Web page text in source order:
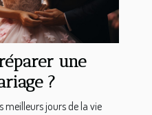
une
?
meilleurs jours de la vie